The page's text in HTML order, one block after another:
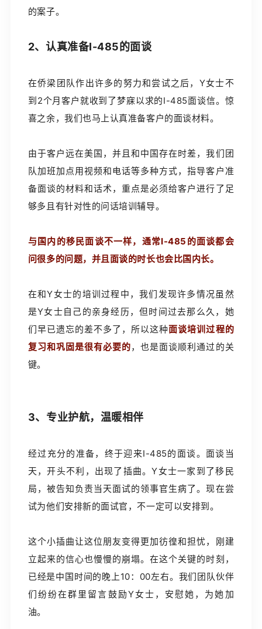
的案子。
2、认真准备I-485的面谈
在侨梁团队作出许多的努力和尝试之后，Y女士不
到2个月客户就收到了梦寐以求的I-485面谈信。惊
喜之余，我们也马上认真准备客户的面谈材料。
由于客户远在美国，并且和中国存在时差，我们团
队加班加点用视频和电话等多种方式，指导客户准
备面谈的材料和话术，重点是必须给客户进行了足
够多且有针对性的问话培训辅导。
与国内的移民面谈不一样，通常I-485的面谈都会
问很多的问题，并且面谈的时长也会比国内长。
在和Y女士的培训过程中，我们发现许多情况虽然
是Y女士自己的亲身经历，但时间过去那么久，她
们早已遗忘的差不多了，所以这种面谈培训过程的
复习和巩固是很有必要的，也是面谈顺利通过的关
键。
3、专业护航，温暖相伴
经过充分的准备，终于迎来I-485的面谈。面谈当
天，开头不利，出现了插曲。Y女士一家到了移民
局，被告知负责当天面试的领事官生病了。现在尝
试为他们安排新的面试官，不一定可以安排到。
这个小插曲让这位朋友变得更加彷徨和担忧，刚建
立起来的信心也慢慢的崩塌。在这个关键的时刻，
已经是中国时间的晚上10：00左右。我们团队伙伴
们纷纷在群里留言鼓励Y女士，安慰她，为她加
油。